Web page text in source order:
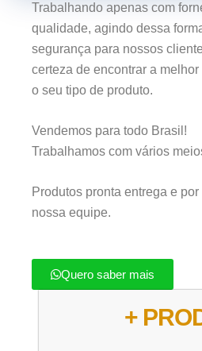
Trabalhando apenas com
qualidade, agindo dessa
segurança para nossos
certeza de encontrar a
o seu tipo de produto.
Vendemos para todo Brasil!
Trabalhamos com vários
Produtos pronta entrega e
nossa equipe.
Quero saber mais
+